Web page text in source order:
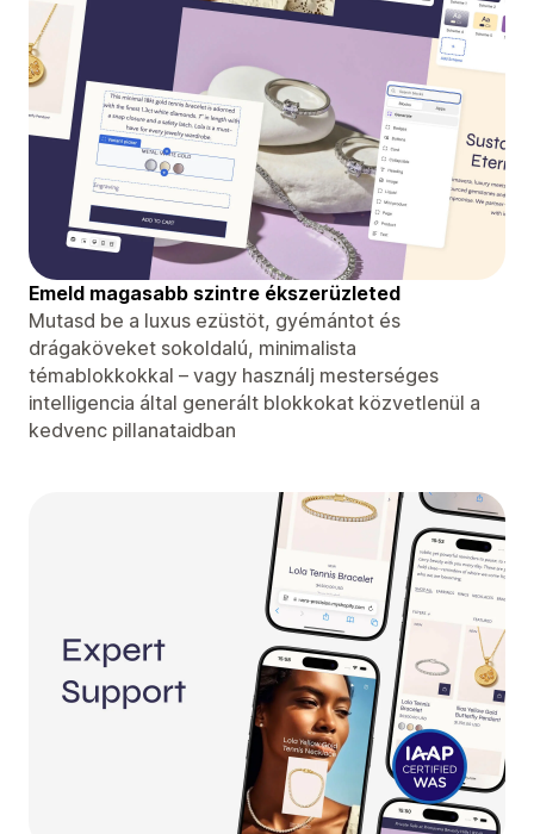
Emeld magasabb szintre ékszerüzleted
Mutasd be a luxus ezüstöt, gyémántot és
drágaköveket sokoldalú, minimalista
témablokkokkal – vagy használj mesterséges
intelligencia által generált blokkokat közvetlenül a
kedvenc pillanataidban